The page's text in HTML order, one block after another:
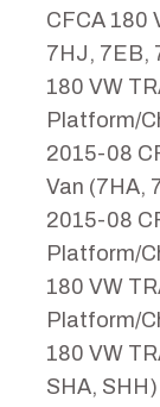
CFCA 180
7HJ, 7EB,
180 VW
Platform/
2015-08
Van (7HA,
2015-08
Platform/
180 VW
Platform/
180 VW
SHA,